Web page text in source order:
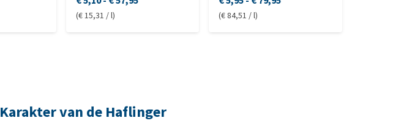
(€ 15,31 / l) (€ 84,51 / l)
Karakter van de Haflinger